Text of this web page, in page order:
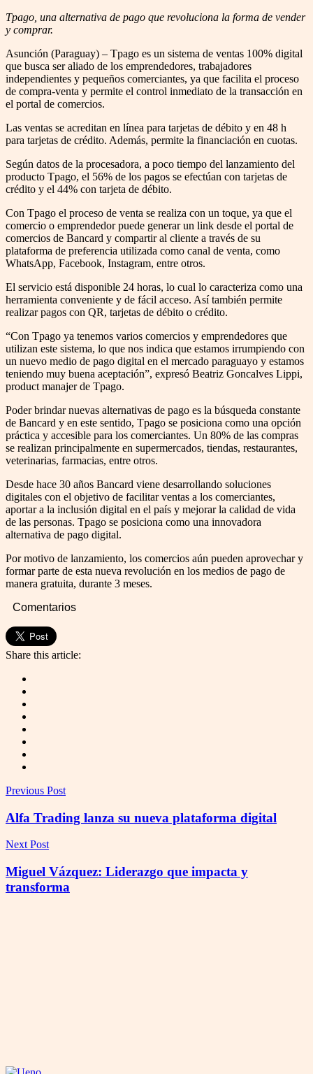
Tpago, una alternativa de pago que revoluciona la forma de vender
y comprar.
Asunción (Paraguay) – Tpago es un sistema de ventas 100% digital
que busca ser aliado de los emprendedores, trabajadores
independientes y pequeños comerciantes, ya que facilita el proceso
de compra-venta y permite el control inmediato de la transacción en
el portal de comercios.
Las ventas se acreditan en línea para tarjetas de débito y en 48 h
para tarjetas de crédito. Además, permite la financiación en cuotas.
Según datos de la procesadora, a poco tiempo del lanzamiento del
producto Tpago, el 56% de los pagos se efectúan con tarjetas de
crédito y el 44% con tarjeta de débito.
Con Tpago el proceso de venta se realiza con un toque, ya que el
comercio o emprendedor puede generar un link desde el portal de
comercios de Bancard y compartir al cliente a través de su
plataforma de preferencia utilizada como canal de venta, como
WhatsApp, Facebook, Instagram, entre otros.
El servicio está disponible 24 horas, lo cual lo caracteriza como una
herramienta conveniente y de fácil acceso. Así también permite
realizar pagos con QR, tarjetas de débito o crédito.
“Con Tpago ya tenemos varios comercios y emprendedores que
utilizan este sistema, lo que nos indica que estamos irrumpiendo con
un nuevo medio de pago digital en el mercado paraguayo y estamos
teniendo muy buena aceptación”, expresó Beatriz Goncalves Lippi,
product manajer de Tpago.
Poder brindar nuevas alternativas de pago es la búsqueda constante
de Bancard y en este sentido, Tpago se posiciona como una opción
práctica y accesible para los comerciantes. Un 80% de las compras
se realizan principalmente en supermercados, tiendas, restaurantes,
veterinarias, farmacias, entre otros.
Desde hace 30 años Bancard viene desarrollando soluciones
digitales con el objetivo de facilitar ventas a los comerciantes,
aportar a la inclusión digital en el país y mejorar la calidad de vida
de las personas. Tpago se posiciona como una innovadora
alternativa de pago digital.
Por motivo de lanzamiento, los comercios aún pueden aprovechar y
formar parte de esta nueva revolución en los medios de pago de
manera gratuita, durante 3 meses.
Comentarios
Share this article:
Previous Post
Alfa Trading lanza su nueva plataforma digital
Next Post
Miguel Vázquez: Liderazgo que impacta y
transforma